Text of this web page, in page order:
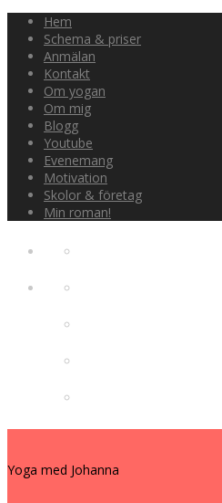
Hem
Schema & priser
Anmälan
Kontakt
Om yogan
Om mig
Blogg
Youtube
Evenemang
Motivation
Skolor & företag
Min roman!
Yoga med Johanna